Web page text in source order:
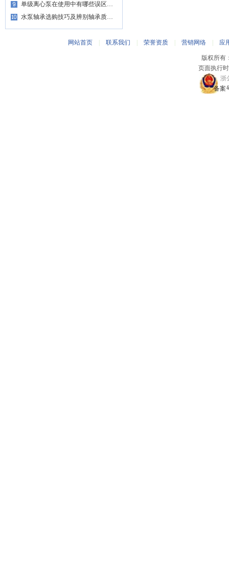
单级离心泵在使用中有哪些误区…
水泵轴承选购技巧及辨别轴承质…
网站首页 联系我们 荣誉资质 营销网络 应
版权所
页面执行
浙
备案号